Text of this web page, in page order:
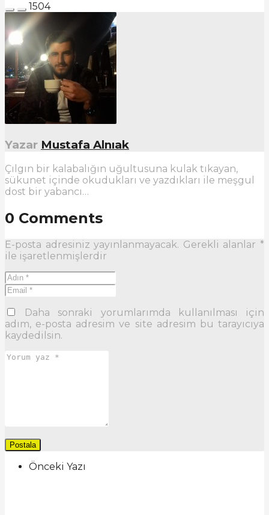
1504
Yazar Mustafa Alnıak
Çılgın bir kalabalığın uğultusuna kulak tıkayan,
sükunet içinde okudukları ve yazdıkları ile meşgul
dost bir yabancı…
0 Comments
E-posta adresiniz yayınlanmayacak. Gerekli alanlar *
ile işaretlenmişlerdir
Daha sonraki yorumlarımda kullanılması için
adım, e-posta adresim ve site adresim bu tarayıcıya
kaydedilsin.
Önceki Yazı